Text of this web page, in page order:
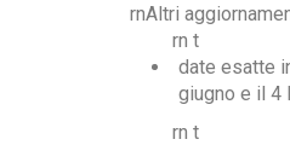
rnAltri
rn t
date esatte
giugno e il 4
rn t